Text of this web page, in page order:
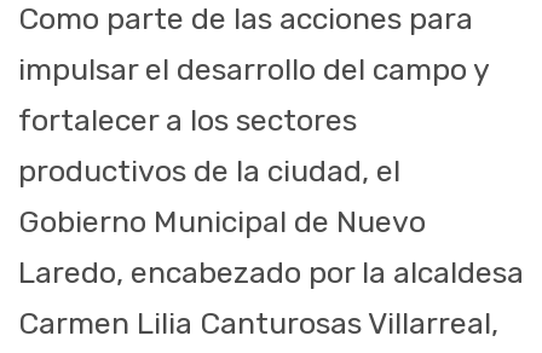
Como parte de las acciones para
impulsar el desarrollo del campo y
fortalecer a los sectores
productivos de la ciudad, el
Gobierno Municipal de Nuevo
Laredo, encabezado por la alcaldesa
Carmen Lilia Canturosas Villarreal,